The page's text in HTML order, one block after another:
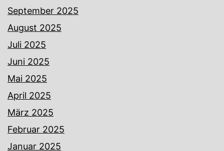
September 2025
August 2025
Juli 2025
Juni 2025
Mai 2025
April 2025
März 2025
Februar 2025
Januar 2025